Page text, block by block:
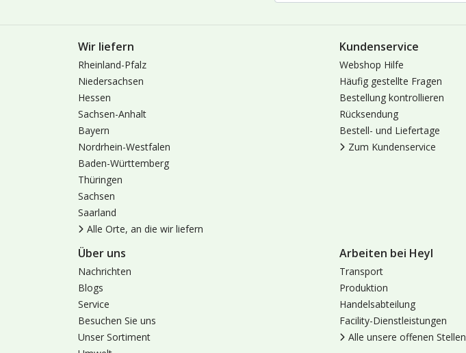
Wir liefern
Rheinland-Pfalz
Niedersachsen
Hessen
Sachsen-Anhalt
Bayern
Nordrhein-Westfalen
Baden-Württemberg
Thüringen
Sachsen
Saarland
Alle Orte, an die wir liefern
Kundenservice
Webshop Hilfe
Häufig gestellte Fragen
Bestellung kontrollieren
Rücksendung
Bestell- und Liefertage
Zum Kundenservice
Über uns
Nachrichten
Blogs
Service
Besuchen Sie uns
Unser Sortiment
Arbeiten bei Heyl
Transport
Produktion
Handelsabteilung
Facility-Dienstleistungen
Alle unsere offenen Stellen